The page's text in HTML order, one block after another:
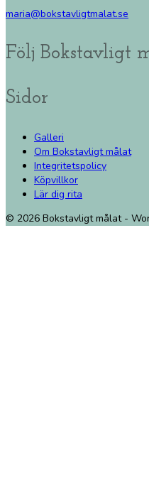
maria@bokstavligtmalat.se
Följ Bokstavligt
Sidor
Galleri
Om Bokstavligt målat
Integritetspolicy
Köpvillkor
Lär dig rita
© 2026 Bokstavligt målat -